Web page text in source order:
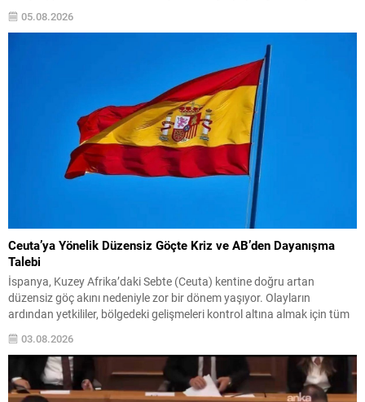
değişiklikler ve kullanım notları özetlenmiştir. Anketlerde esneklik ve...
05.08.2026
Ceuta’ya Yönelik Düzensiz Göçte Kriz ve AB’den Dayanışma
Talebi
İspanya, Kuzey Afrika’daki Sebte (Ceuta) kentine doğru artan
düzensiz göç akını nedeniyle zor bir dönem yaşıyor. Olayların
ardından yetkililer, bölgedeki gelişmeleri kontrol altına almak için tüm
ilgili değerlendirmesinde, yarın yapılacak toplantıda Avrupa Birliği
ülkelerinden dayanışma isteyeceklerini belirtti. Albares, ayrıca krizin
başında Fas...
03.08.2026